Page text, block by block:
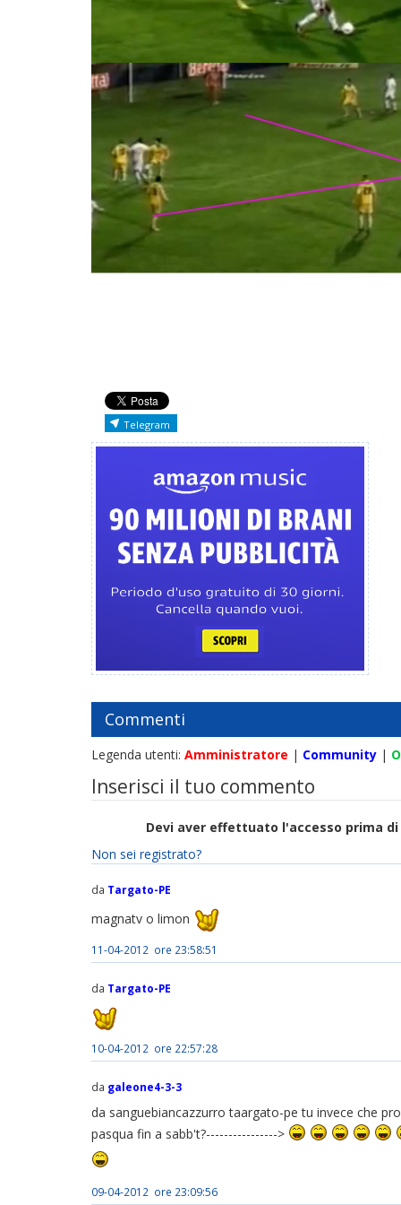
Telegram
Commenti
Legenda utenti: Amministratore | Community |
Inserisci il tuo commento
Devi aver effettuato l'accesso prima
Non sei registrato?
da Targato-PE
magnatv o limon
11-04-2012 ore 23:58:51
da Targato-PE
10-04-2012 ore 22:57:28
da galeone4-3-3
da sanguebiancazzurro taargato-pe tu invece che
pasqua fin a sabb't?---------------->
09-04-2012 ore 23:09:56